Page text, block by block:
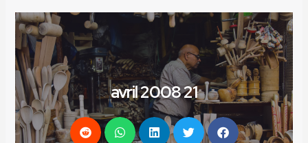
21 avril 2008